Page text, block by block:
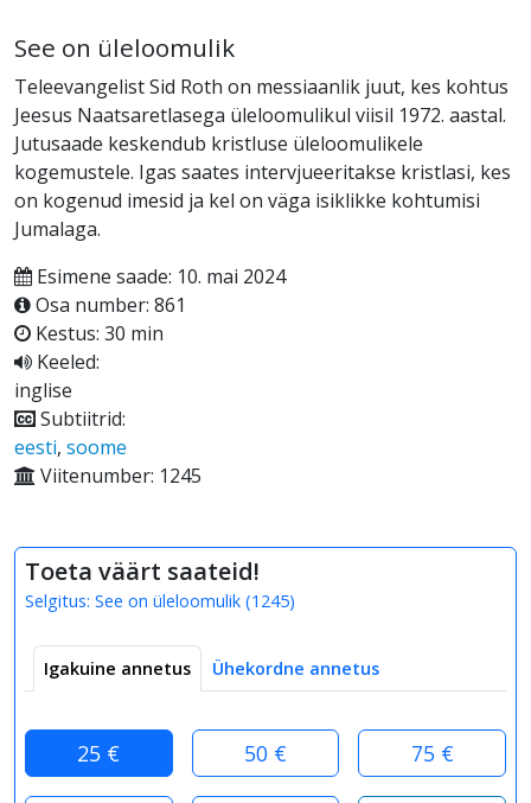
See on üleloomulik
Teleevangelist Sid Roth on messiaanlik juut, kes kohtus
Jeesus Naatsaretlasega üleloomulikul viisil 1972. aastal.
Jutusaade keskendub kristluse üleloomulikele
kogemustele. Igas saates intervjueeritakse kristlasi, kes
on kogenud imesid ja kel on väga isiklikke kohtumisi
Jumalaga.
Esimene saade: 10. mai 2024
Osa number: 861
Kestus: 30 min
Keeled:
inglise
Subtiitrid:
eesti, soome
Viitenumber: 1245
Toeta väärt saateid!
Selgitus: See on üleloomulik (1245)
Igakuine annetus Ühekordne annetus
25 € 50 € 75 €